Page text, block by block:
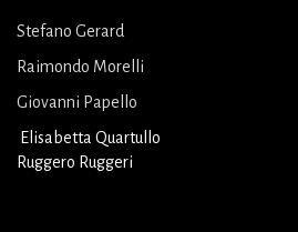
Stefano Gerard
Raimondo Morelli
Giovanni Papello
Elisabetta Quartullo
Ruggero Ruggeri